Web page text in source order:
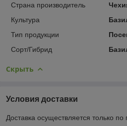
Страна производитель
Культура
Тип продукции
Сорт/Гибрид
Скрыть
Условия доставки
Доставка осуществляется только по